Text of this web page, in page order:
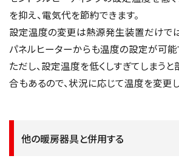
を抑え、電気代を節約できます。
設定温度の変更は熱源発生装置だけでは
パネルヒーターからも温度の設定が可能
ただし、設定温度を低くしすぎてしまう
合もあるので、状況に応じて温度を変更し
他の暖房器具と併用する